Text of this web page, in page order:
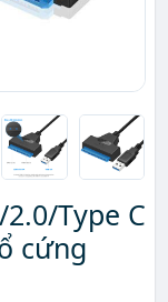
Type C
cứng